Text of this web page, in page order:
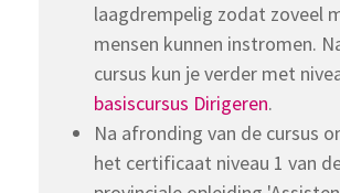
laagdrempelig zodat zoveel
mensen kunnen instromen.
cursus kun je verder met
basiscursus Dirigeren.
Na afronding van de cursus
het certificaat niveau 1 van